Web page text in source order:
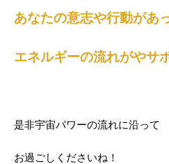
あなたの意志や行動があ
エネルギーの流れがやサ
是非宇宙パワーの流れに沿って
お過ごしくださいね！